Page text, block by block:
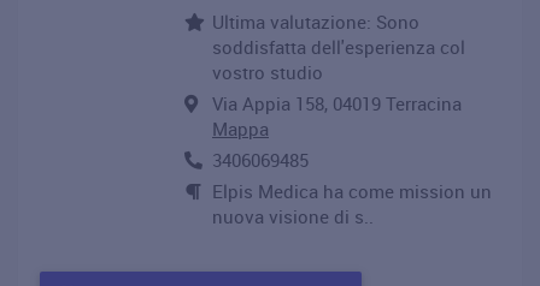
Ultima valutazione: Sono
soddisfatta dell'esperienza col
vostro studio
Via Appia 158, 04019 Terracina
Mappa
3406069485
Elpis Medica ha come mission un
nuova visione di s..